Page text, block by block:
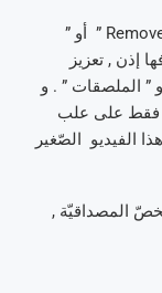
هذه الحملة المسمّاة ” Remove labels this ramadan ” أو ”
إذن , تعزيز
” الملصقات ” . و
فقط على علب
الفيديو الصّغير
المصداقيّة ,